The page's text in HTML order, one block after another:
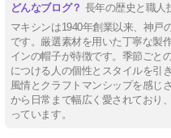
長年の歴史と職人
マキシンは1940年創業以来、神戸
です。厳選素材を用いた丁寧な製
インの帽子が特徴です。季節ごと
につける人の個性とスタイルを引
風情とクラフトマンシップを感じ
から日常まで幅広く愛されており
っています。